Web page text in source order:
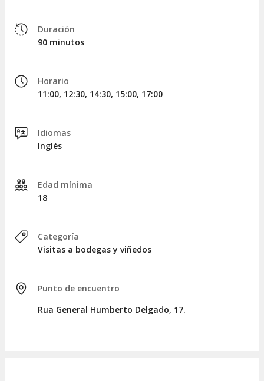
Talha Red DOC Alentejo.
Talha White DOC Alentejo.
embutidos, miel y mermelada
realzar el sabor de estos vinos.
Duración
90 minutos
Horario
11:00, 12:30, 14:30, 15:00, 17:00
Idiomas
Inglés
Edad mínima
18
Categoría
Visitas a bodegas y viñedos
Punto de encuentro
Rua General Humberto Delgado, 17.